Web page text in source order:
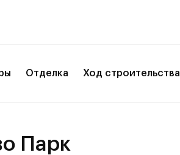
Отделка Ход строительства
Парк